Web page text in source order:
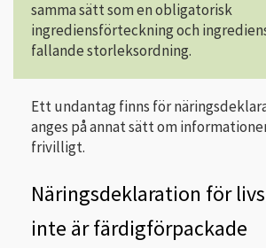
samma sätt som en obligatorisk
ingrediensförteckning och
fallande storleksordning.
Ett undantag finns för
anges på annat sätt om
frivilligt.
Näringsdeklaration för
inte är färdigförpackade